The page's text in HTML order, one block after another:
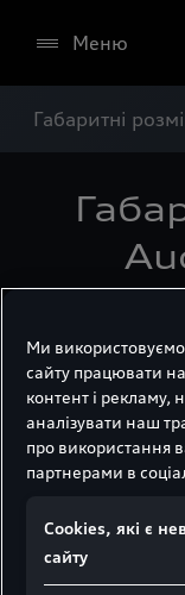
Меню
Габаритні
Ми
сайту працювати
контент і рекламу,
аналізувати наш
про використання
партнерами в
Сookies, які є
сайту